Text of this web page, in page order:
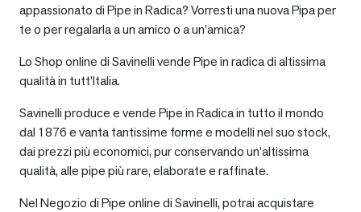
appassionato di Pipe in Radica? Vorresti una nuova Pipa per
te o per regalarla a un amico o a un’amica?
Lo Shop online di Savinelli vende Pipe in radica di altissima
qualità in tutt’Italia.
Savinelli produce e vende Pipe in Radica in tutto il mondo
dal 1876 e vanta tantissime forme e modelli nel suo stock,
dai prezzi più economici, pur conservando un’altissima
qualità, alle pipe più rare, elaborate e raffinate.
Nel Negozio di Pipe online di Savinelli, potrai acquistare